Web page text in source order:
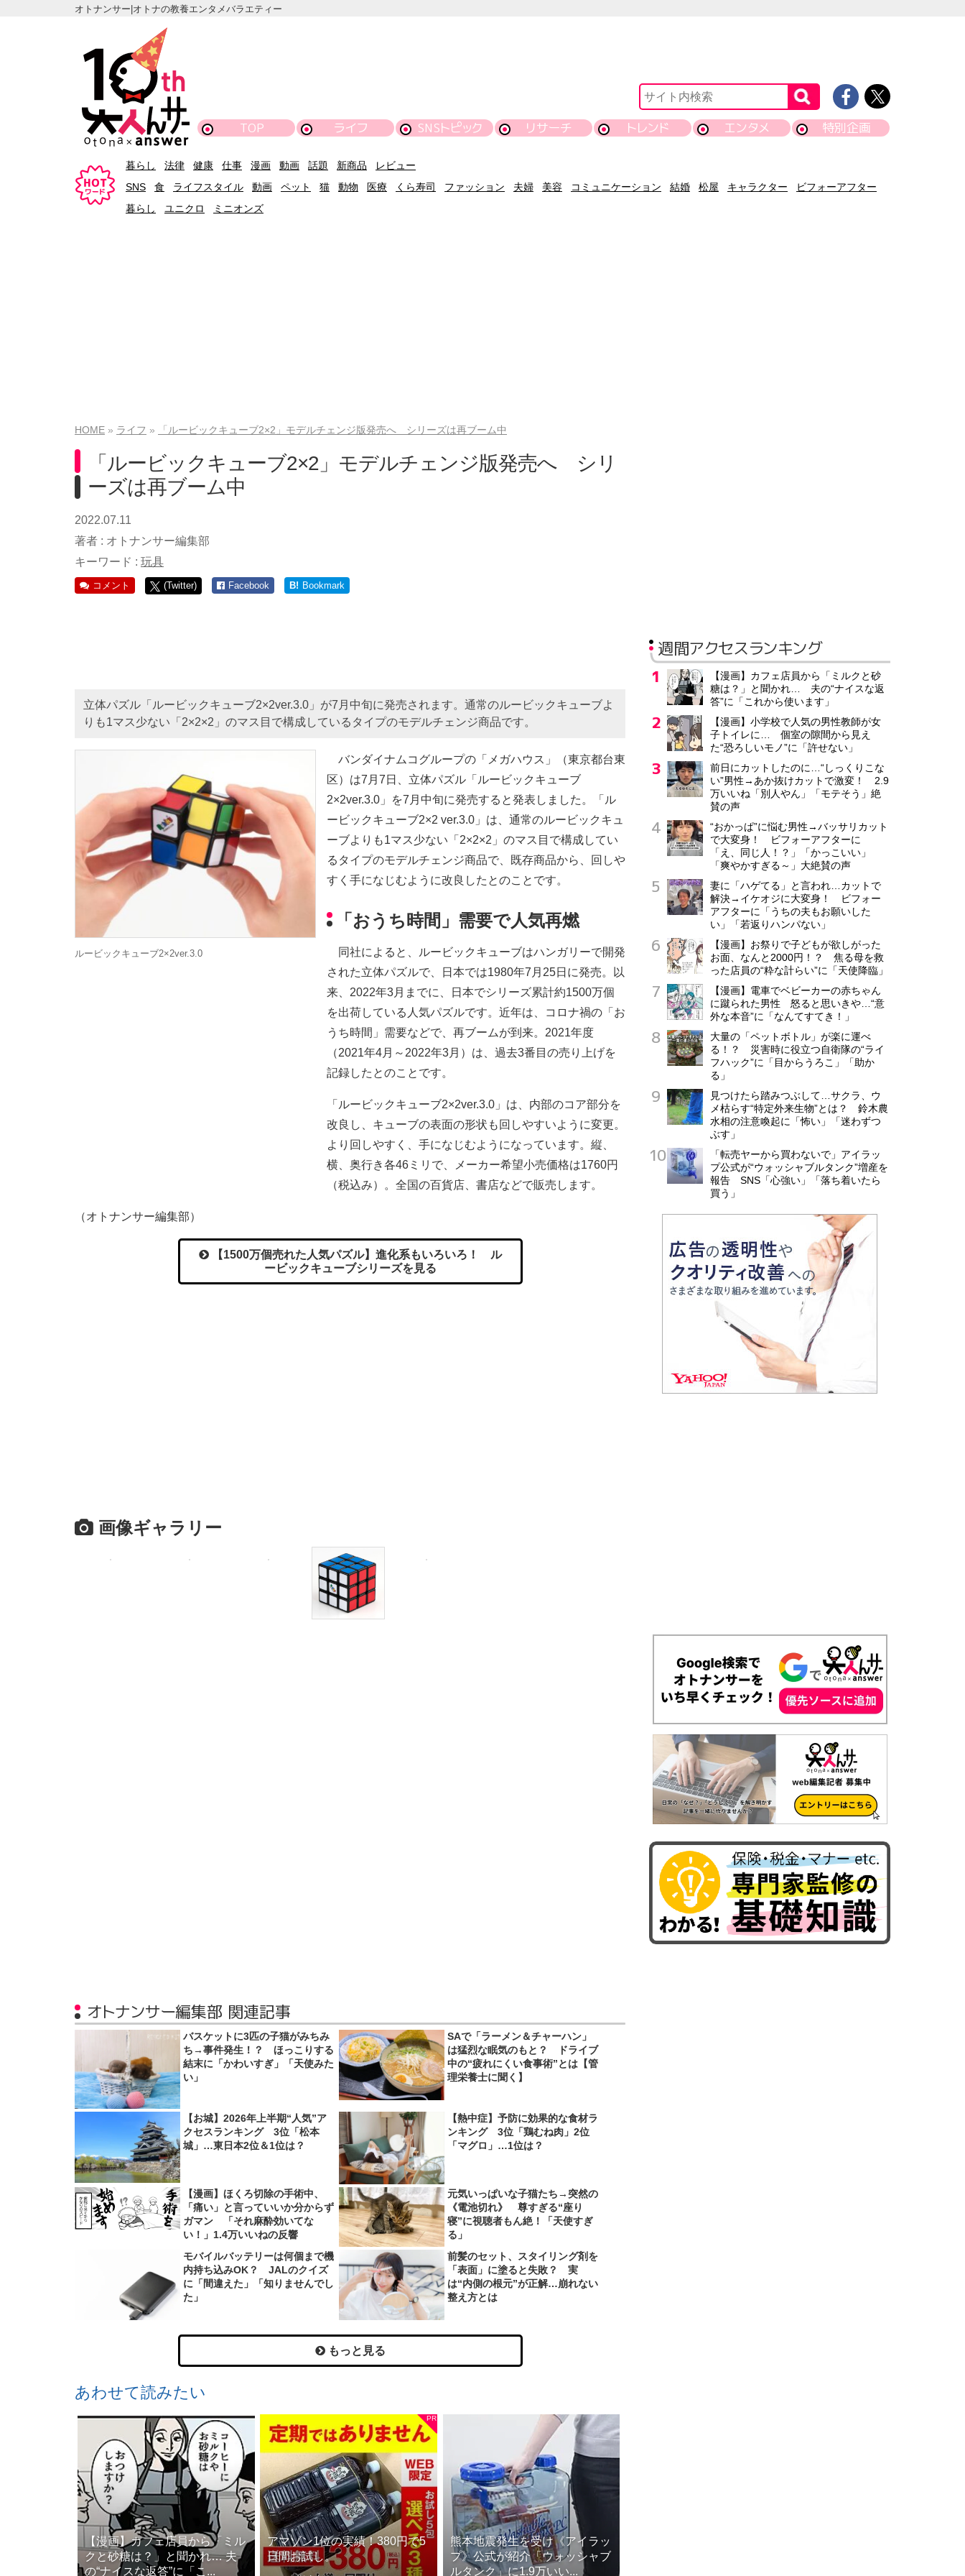
オトナンサー|オトナの教養エンタメバラエティー
TOP ライフ SNSトピック リサーチ トレンド エンタメ 特別企画
暮らし 法律 健康 仕事 漫画 動画 話題 新商品
レビュー
SNS
食 ライフスタイル 動画 ペット 猫 動物 医療 くら寿司 ファッション 夫婦 美容 コミュニケーション 結婚 松屋 キャラクター
ビフォーアフター
暮らし
ユニクロ ミニオンズ
HOME ライフ 「ルービックキューブ2×2」モデルチェンジ版発売へ シリーズは再ブーム中
「ルービックキューブ2×2」モデルチェンジ版発売へ シリ
ーズは再ブーム中
2022.07.11
著者 : オトナンサー編集部
キーワード : 玩具
コメント (Twitter) Facebook B! Bookmark
立体パズル「ルービックキューブ2×2ver.3.0」が7月中旬に発売されます。通常のルービックキューブよ
りも1マス少ない「2×2×2」のマス目で構成しているタイプのモデルチェンジ商品です。
ルービックキューブ2×2ver.3.0
バンダイナムコグループの「メガハウス」（東京都台東
区）は7月7日、立体パズル「ルービックキューブ
2×2ver.3.0」を7月中旬に発売すると発表しました。「ル
ービックキューブ2×2 ver.3.0」は、通常のルービックキュ
ーブよりも1マス少ない「2×2×2」のマス目で構成してい
るタイプのモデルチェンジ商品で、既存商品から、回しや
すく手になじむように改良したとのことです。
「おうち時間」需要で人気再燃
同社によると、ルービックキューブはハンガリーで開発
された立体パズルで、日本では1980年7月25日に発売。以
来、2022年3月までに、日本でシリーズ累計約1500万個
を出荷している人気パズルです。近年は、コロナ禍の「お
うち時間」需要などで、再ブームが到来。2021年度
（2021年4月～2022年3月）は、過去3番目の売り上げを
記録したとのことです。
「ルービックキューブ2×2ver.3.0」は、内部のコア部分を
改良し、キューブの表面の形状も回しやすいように変更。
より回しやすく、手になじむようになっています。縦、
横、奥行き各46ミリで、メーカー希望小売価格は1760円
（税込み）。全国の百貨店、書店などで販売します。
（オトナンサー編集部）
【1500万個売れた人気パズル】進化系もいろいろ！ ル
ービックキューブシリーズを見る
画像ギャラリー
オトナンサー編集部 関連記事
バスケットに3匹の子猫がみちみ
ち→事件発生！？ ほっこりする
結末に「かわいすぎ」「天使みた
い」
SAで「ラーメン＆チャーハン」
は猛烈な眠気のもと？ ドライブ
中の“疲れにくい食事術”とは【管
理栄養士に聞く】
【お城】2026年上半期“人気”ア
クセスランキング 3位「松本
城」…東日本2位＆1位は？
【熱中症】予防に効果的な食材ラ
ンキング 3位「鶏むね肉」2位
「マグロ」…1位は？
【漫画】ほくろ切除の手術中、
「痛い」と言っていいか分からず
ガマン 「それ麻酔効いてな
い！」1.4万いいねの反響
元気いっぱいな子猫たち→突然の
《電池切れ》 尊すぎる“座り
寝”に視聴者もん絶！「天使すぎ
る」
モバイルバッテリーは何個まで機
内持ち込みOK？ JALのクイズ
に「間違えた」「知りませんでし
た」
前髪のセット、スタイリング剤を
「表面」に塗ると失敗？ 実
は“内側の根元”が正解…崩れない
整え方とは
もっと見る
あわせて読みたい
【漫画】カフェ店員から「ミル
クと砂糖は？」と聞かれ… 夫
の“ナイスな返答”に「こ...
アマゾン1位の実績！380円で5
日間お試し。
熊本地震発生を受け《アイラッ
プ》公式が紹介「ウォッシャブ
ルタンク」に1.9万いい...
週間アクセスランキング
【漫画】カフェ店員から「ミルクと砂
糖は？」と聞かれ… 夫の“ナイスな返
答”に「これから使います」
【漫画】小学校で人気の男性教師が女
子トイレに… 個室の隙間から見え
た“恐ろしいモノ”に「許せない」
前日にカットしたのに…“しっくりこな
い”男性→あか抜けカットで激変！ 2.9
万いいね「別人やん」「モテそう」絶
賛の声
“おかっぱ”に悩む男性→バッサリカット
で大変身！ ビフォーアフターに
「え、同じ人！？」「かっこいい」
「爽やかすぎる～」大絶賛の声
妻に「ハゲてる」と言われ…カットで
解決→イケオジに大変身！ ビフォー
アフターに「うちの夫もお願いした
い」「若返りハンパない」
【漫画】お祭りで子どもが欲しがった
お面、なんと2000円！？ 焦る母を救
った店員の“粋な計らい”に「天使降臨」
【漫画】電車でベビーカーの赤ちゃん
に蹴られた男性 怒ると思いきや…“意
外な本音”に「なんてすてき！」
大量の「ペットボトル」が楽に運べ
る！？ 災害時に役立つ自衛隊の“ライ
フハック”に「目からうろこ」「助か
る」
見つけたら踏みつぶして…サクラ、ウ
メ枯らす“特定外来生物”とは？ 鈴木農
水相の注意喚起に「怖い」「迷わずつ
ぶす」
「転売ヤーから買わないで」アイラッ
プ公式が“ウォッシャブルタンク”増産を
報告 SNS「心強い」「落ち着いたら
買う」